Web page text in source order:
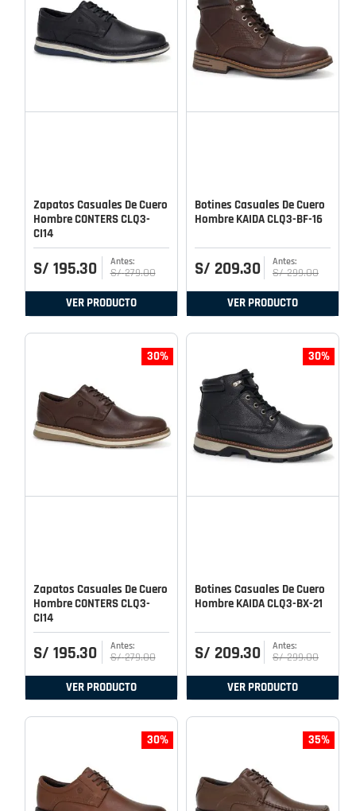
Zapatos Casuales De Cuero
Hombre CONTERS CLQ3-
CI14
S/ 195.30 S/ 279.00
VER PRODUCTO
Botines Casuales De Cuero
Hombre KAIDA CLQ3-BF-16
S/ 209.30 S/ 299.00
VER PRODUCTO
30%
Zapatos Casuales De Cuero
Hombre CONTERS CLQ3-
CI14
S/ 195.30 S/ 279.00
VER PRODUCTO
30%
Botines Casuales De Cuero
Hombre KAIDA CLQ3-BX-21
S/ 209.30 S/ 299.00
VER PRODUCTO
30% 35%